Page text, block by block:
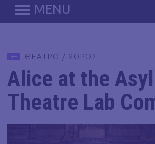
MENU
ΘΕΑΤΡΟ / ΧΟΡΟΣ
Alice at the
Theatre Lab